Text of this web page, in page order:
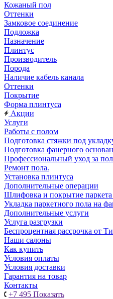
Кожаный пол
Оттенки
Замковое соединение
Подложка
Назначение
Плинтус
Производитель
Порода
Наличие кабель канала
Оттенки
Покрытие
Форма плинтуса
Акции
Услуги
Работы с полом
Подготовка стяжки под
Подготовка фанерного
Профессиональный уход за
Ремонт пола.
Установка плинтуса
Дополнительные операции
Шлифовка и покрытие
Укладка паркетного пола на
Дополнительные услуги
Услуга разгрузки
Беспроцентная рассрочка от
Наши салоны
Как купить
Условия оплаты
Условия доставки
Гарантия на товар
Контакты
+7 495 Показать